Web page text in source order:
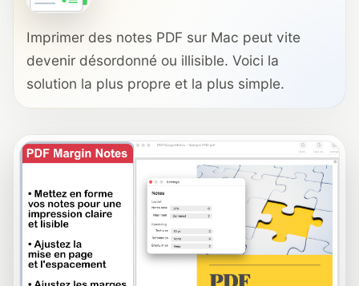
Imprimer des notes PDF sur Mac peut vite
devenir désordonné ou illisible. Voici la
solution la plus propre et la plus simple.